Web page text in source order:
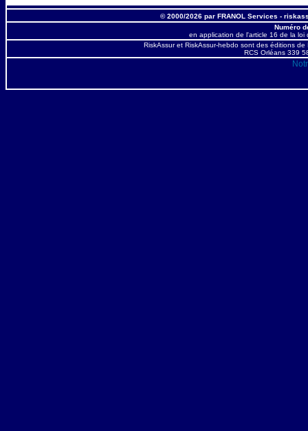
© 2000/2026 par FRANOL Services -
Numéro
en application de l'article 16 de la loi
RiskAssur et RiskAssur-hebdo sont des éditions
RCS Orléans 339